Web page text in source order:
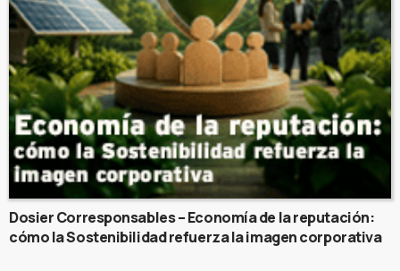
Dosier Corresponsables – Economía de la reputación:
cómo la Sostenibilidad refuerza la imagen corporativa